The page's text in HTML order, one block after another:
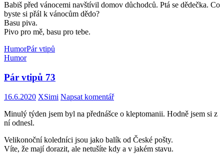
Babiš před vánocemi navštívil domov důchodců. Ptá se dědečka. Co
byste si přál k vánocům dědo?
Basu piva.
Pivo pro mě, basu pro tebe.
HumorPár vtipů
Humor
Pár vtipů 73
16.6.2020 XSimi Napsat komentář
Minulý týden jsem byl na přednášce o kleptomanii. Hodně jsem si z
ní odnesl.
Velikonoční koledníci jsou jako balík od České pošty.
Víte, že mají dorazit, ale netušíte kdy a v jakém stavu.